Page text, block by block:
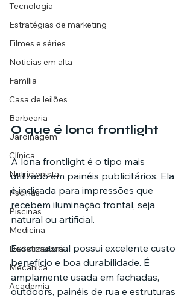
Tecnologia
Estratégias de marketing
Filmes e séries
Noticias em alta
Família
Casa de leilões
Barbearia
Jardinagem
Clínica
Nutricionista
Pscinas
Piscinas
Medicina
Dedetizadora
Mecânica
Academia
O que é lona frontlight
A lona frontlight é o tipo mais
utilizado em painéis publicitários. Ela
é indicada para impressões que
recebem iluminação frontal, seja
natural ou artificial.
Esse material possui excelente custo
benefício e boa durabilidade. É
amplamente usada em fachadas,
outdoors, painéis de rua e estruturas